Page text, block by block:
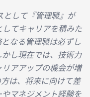
として『管理職』が
てキャリアを積みた
なる管理職は必ずし
し現在では、技術力
アアップの機会が増
は、将来に向けて差
マネジメント経験を